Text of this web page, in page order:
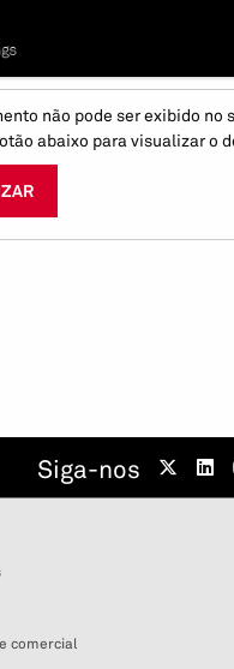
não pode ser exibido no
abaixo para visualizar o
Siga-nos
comercial